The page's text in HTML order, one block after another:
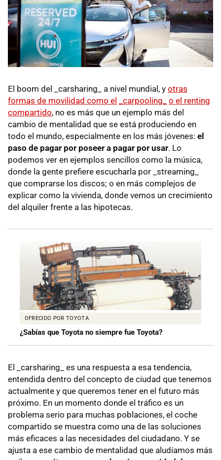
El boom del _carsharing_ a nivel mundial, y otras
formas de movilidad como el
_carpooling_
o el renting
compartido, no es más que un ejemplo más del
cambio de mentalidad que se está produciendo en
todo el mundo, especialmente en los más jóvenes: el
paso de pagar por poseer a pagar por usar. Lo
podemos ver en ejemplos sencillos como la música,
donde la gente prefiere escucharla por _streaming_
que comprarse los discos; o en más complejos de
explicar como la vivienda, donde vemos un crecimiento
del alquiler frente a las hipotecas.
OFRECIDO POR TOYOTA
¿Sabías que Toyota no siempre fue Toyota?
El _carsharing_ es una respuesta a esa tendencia,
entendida dentro del concepto de ciudad que tenemos
actualmente y que queremos tener en el futuro más
próximo. En un momento donde el tráfico es un
problema serio para muchas poblaciones, el coche
compartido se muestra como una de las soluciones
más eficaces a las necesidades del ciudadano. Y se
ajusta a ese cambio de mentalidad que aludíamos más